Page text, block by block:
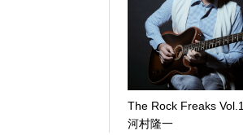
The Rock Freaks
河村隆一